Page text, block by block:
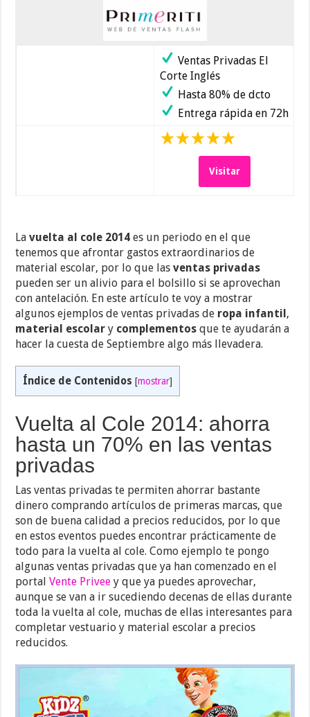
Ventas Privadas El
Corte Inglés
Hasta 80% de dcto
Entrega rápida en 72h
Visitar
Lavuelta al cole 2014 es un periodo en el que
tenemos que afrontar gastos extraordinarios de
material escolar, por lo que lasventas privadas
pueden ser un alivio para el bolsillo si se aprovechan
con antelación. En este artículo te voy a mostrar
algunos ejemplos de ventas privadas de ropa infantil ,
material escolar y complementos que te ayudarán a
hacer la cuesta de Septiembre algo más llevadera.
Índice de Contenidos [mostrar]
Vuelta al Cole 2014: ahorra
hasta un 70% en las ventas
privadas
Las ventas privadas te permiten ahorrar bastante
dinero comprando artículos de primeras marcas, que
son de buena calidad a precios reducidos, por lo que
en estos eventos puedes encontrar prácticamente de
todo para la vuelta al cole. Como ejemplo te pongo
algunas ventas privadas que ya han comenzado en el
portalVente Privee y que ya puedes aprovechar,
aunque se van a ir sucediendo decenas de ellas durante
toda la vuelta al cole, muchas de ellas interesantes para
completar vestuario y material escolar a precios
reducidos.